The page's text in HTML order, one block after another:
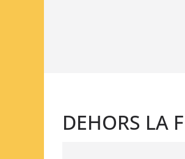
DEHORS LA